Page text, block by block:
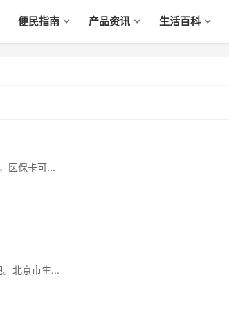
便民指南 产品资讯 生活百科
医保卡可...
北京市生...